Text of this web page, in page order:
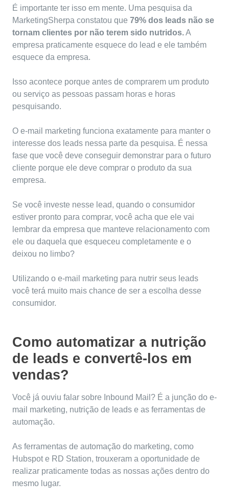
É importante ter isso em mente. Uma pesquisa da
MarketingSherpa constatou que 79% dos leads não se
tornam clientes por não terem sido nutridos.A
empresa praticamente esquece do lead e ele também
esquece da empresa.
Isso acontece porque antes de comprarem um produto
ou serviço as pessoas passam horas e horas
pesquisando.
O e-mail marketing funciona exatamente para manter o
interesse dos leads nessa parte da pesquisa. É nessa
fase que você deve conseguir demonstrar para o futuro
cliente porque ele deve comprar o produto da sua
empresa.
Se você investe nesse lead, quando o consumidor
estiver pronto para comprar, você acha que ele vai
lembrar da empresa que manteve relacionamento com
ele ou daquela que esqueceu completamente e o
deixou no limbo?
Utilizando o e-mail marketing para nutrir seus leads
você terá muito mais chance de ser a escolha desse
consumidor.
Como automatizar a nutrição
de leads e convertê-los em
vendas?
Você já ouviu falar sobre Inbound Mail? É a junção do e-
mail marketing, nutrição de leads e as ferramentas de
automação.
As ferramentas de automação do marketing, como
Hubspot e RD Station, trouxeram a oportunidade de
realizar praticamente todas as nossas ações dentro do
mesmo lugar.